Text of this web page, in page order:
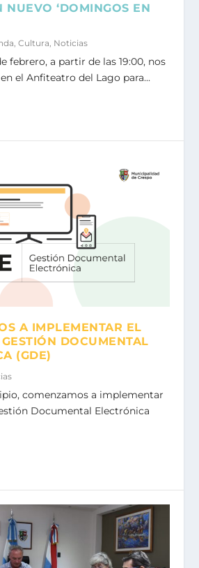
NUEVO ‘DOMINGOS EN
,Cultura Noticias
febrero, a partir de las 19:00, nos
el Anfiteatro del Lago para...
A IMPLEMENTAR EL
DOCUMENTAL
(GDE)
comenzamos a implementar
Documental Electrónica